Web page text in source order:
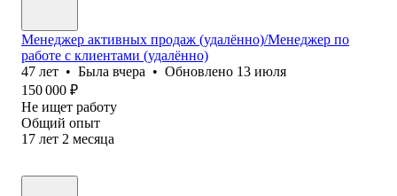
Менеджер активных продаж (удалённо)/Менеджер по
работе с клиентами (удалённо)
47 лет • Была вчера • Обновлено 13 июля
150 000 ₽
Не ищет работу
Общий опыт
17 лет 2 месяца